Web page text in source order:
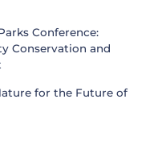
Conference:
Conservation and
for the Future of